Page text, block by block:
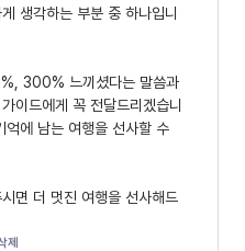
생각하는 부분 중 하나입니
300% 느끼셨다는 말씀과
이드에게 꼭 전달드리겠습니
억에 남는 여행을 선사할 수
면 더 멋진 여행을 선사해드
제